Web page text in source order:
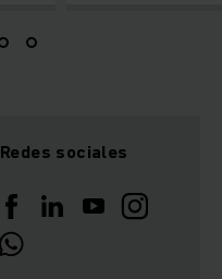
Redes sociales